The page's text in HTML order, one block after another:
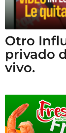
Otro
privado
vivo.